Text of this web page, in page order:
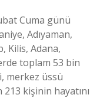
Cuma günü
Adıyaman,
Kilis, Adana,
toplam 53 bin
merkez üssü
kişinin hayatını